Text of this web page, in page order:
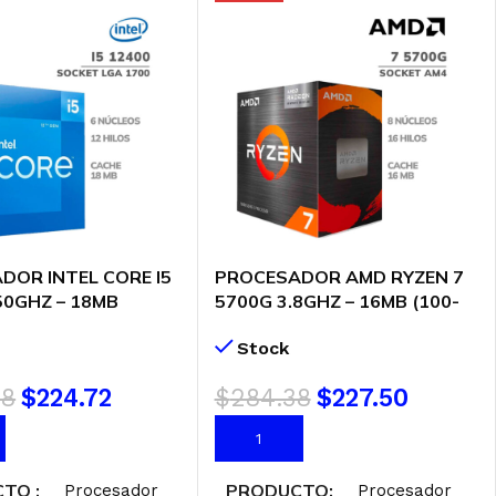
INTEL CORE I5
– 18MB
$224.72
Procesador
PROCESADOR AMD RYZEN 7
5700G 3.8GHZ – 16MB (100-
Stock
$284.38 $227.50
AÑADIR AL CARRITO
PRODUCTO Procesador